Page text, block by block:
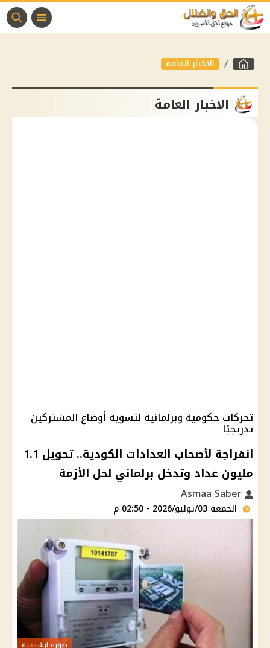
الاخبار العامة
الاخبار العامة
تحركات حكومية وبرلمانية لتسوية أوضاع المشتركين
تدريجيًا
انفراجة لأصحاب العدادات الكودية.. تحويل 1.1
مليون عداد وتدخل برلماني لحل الأزمة
الجمعة 03/يوليو/2026 - 02:50 م
صورة ارشيفية